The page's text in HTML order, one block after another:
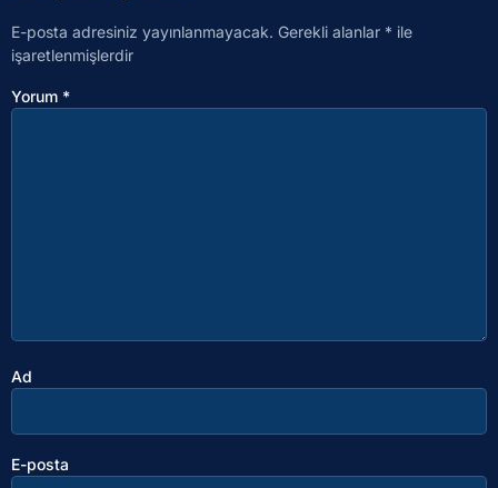
E-posta adresiniz yayınlanmayacak. Gerekli alanlar * ile
işaretlenmişlerdir
Yorum *
Ad
E-posta